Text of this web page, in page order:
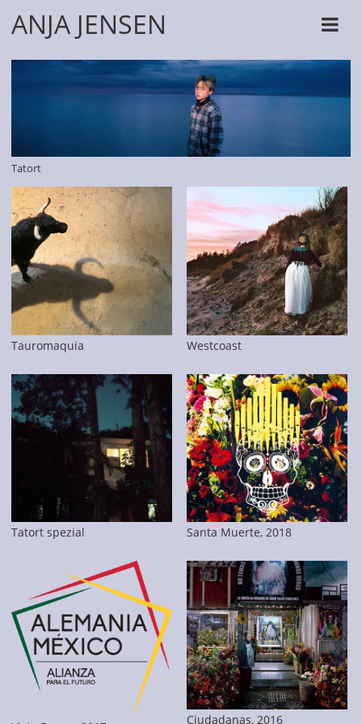
ANJA JENSEN
Tatort
Tauromaquia Westcoast
Tatort spezial Santa Muerte, 2018
Ciudadanas, 2016